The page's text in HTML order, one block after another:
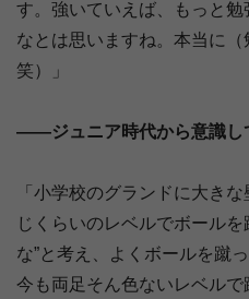
す。強いていえば、もっと
なとは思いますね。本当に
笑）」
――ジュニア時代から意識し
「小学校のグランドに大き
じくらいのレベルでボール
な”と考え、よくボールを蹴
今も両足そん色ないレベル